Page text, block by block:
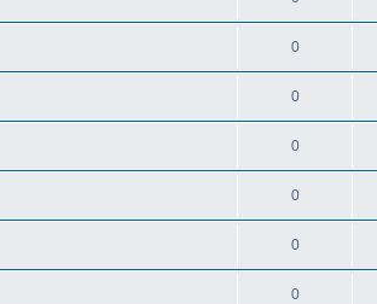
0
0
0
0
0
0